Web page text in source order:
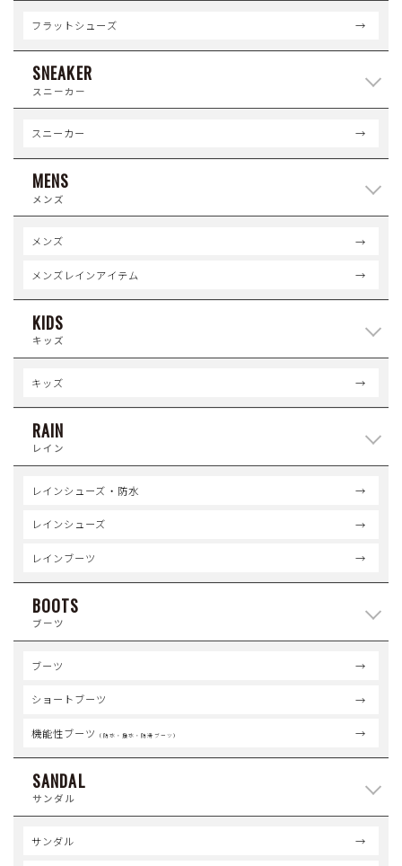
フラットシューズ
SNEAKER
スニーカー
スニーカー
MENS
メンズ
メンズ
メンズレインアイテム
KIDS
キッズ
キッズ
RAIN
レイン
レインシューズ・防水
レインシューズ
レインブーツ
BOOTS
ブーツ
ブーツ
ショートブーツ
機能性ブーツ （防水・撥水・防滑ブーツ）
SANDAL
サンダル
サンダル